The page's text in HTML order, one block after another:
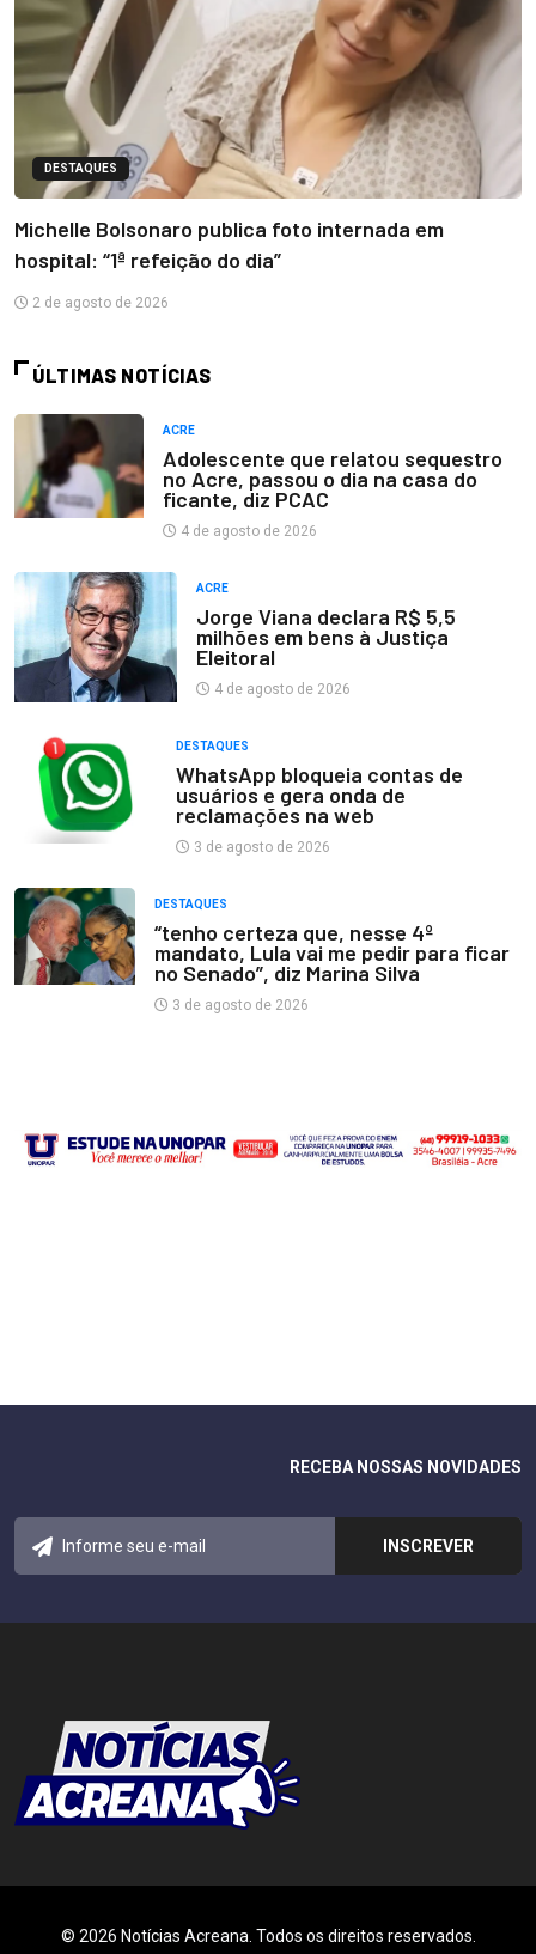
DESTAQUES
Michelle Bolsonaro publica foto internada em
hospital: “1ª refeição do dia”
2 de agosto de 2026
ÚLTIMAS NOTÍCIAS
ACRE
Adolescente que relatou sequestro
no Acre, passou o dia na casa do
ficante, diz PCAC
4 de agosto de 2026
ACRE
Jorge Viana declara R$ 5,5
milhões em bens à Justiça
Eleitoral
4 de agosto de 2026
DESTAQUES
WhatsApp bloqueia contas de
usuários e gera onda de
reclamações na web
3 de agosto de 2026
DESTAQUES
“tenho certeza que, nesse 4º
mandato, Lula vai me pedir para ficar
no Senado”, diz Marina Silva
3 de agosto de 2026
RECEBA NOSSAS NOVIDADES
© 2026 Notícias Acreana. Todos os direitos reservados.